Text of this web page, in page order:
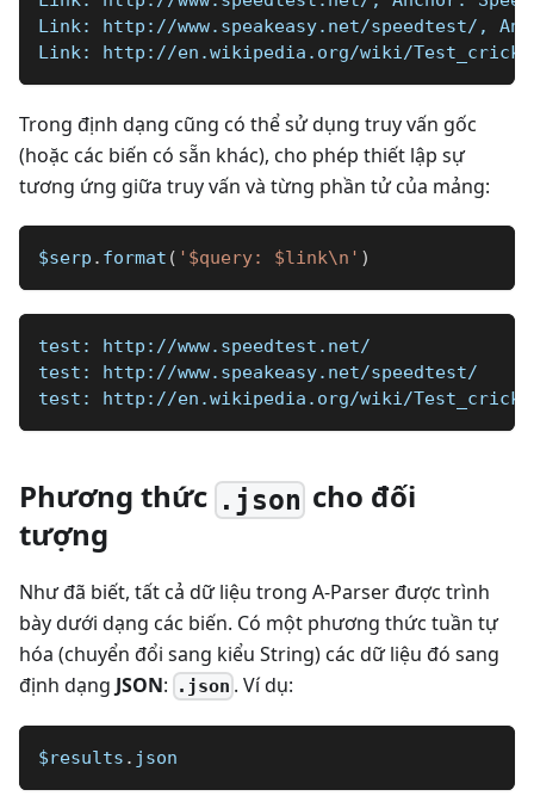
Link: http://www.speakeasy.net/speedtest/,
Link: http://en.wikipedia.org/wiki/
Trong định dạng cũng có thể sử dụng truy vấn gốc
(hoặc các biến có sẵn khác), cho phép thiết lập sự
tương ứng giữa truy vấn và từng phần tử của mảng:
$serp . format ( '$query: $link\n' )
test: http://www.speedtest.net/
test: http://www.speakeasy.net/speedtest/
test: http://en.wikipedia.org/wiki/
Phương thức .json cho đối
tượng
Như đã biết, tất cả dữ liệu trong A-Parser được trình
bày dưới dạng các biến. Có một phương thức tuần tự
hóa (chuyển đổi sang kiểu String) các dữ liệu đó sang
định dạng JSON: .json . Ví dụ:
$results . json